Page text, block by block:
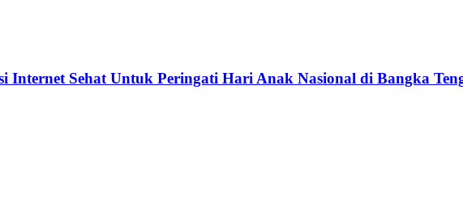
Internet Sehat Untuk Peringati Hari Anak Nasional di Bangka